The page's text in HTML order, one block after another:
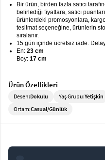
Büyük
Bedenkeyboard_arrow_down
İç
Giyimkeyboard_arrow_down
Bir ürün, birden fazla satıcı
belirlediği fiyatlara, satıcı
ürünlerdeki promosyonlara,
teslimat seçeneğine, ürünlerin
sıralanır.
15 gün içinde ücretsiz iade.
En: 23 cm
Boy: 17 cm
Ürün Özellikleri
Desen:Dokulu Yaş Grubu:Yetişkin
Ortam:Casual/Günlük